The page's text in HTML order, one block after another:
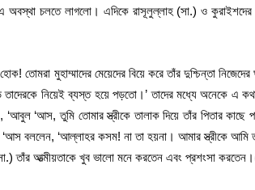
অবস্থা চলতে লাগলো। এদিকে রাসূলুল্লাহ (সা.) ও কুরাইশদের
হোক! তোমরা মুহাম্মাদের মেয়েদের বিয়ে করে তাঁর দুশ্চিন্তা
তাদেরকে নিয়েই ব্যস্ত হয়ে পড়তো।’ তাদের মধ্যে অনেকে এ
‘আস, তুমি তোমার স্ত্রীকে তালাক দিয়ে তাঁর পিতার কাছে
বললেন, ‘আল্লাহর কসম! না তা হয়না। আমার স্ত্রীকে আমি
তাঁর আত্মীয়তাকে খুব ভালো মনে করতেন এবং প্রশংসা